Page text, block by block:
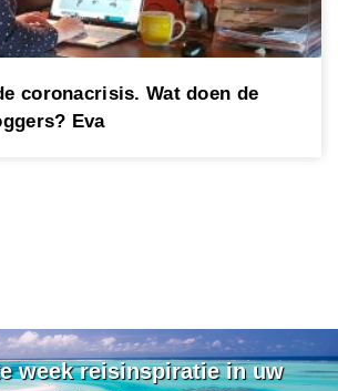
coronacrisis. Wat doen de
Eva
week reisinspiratie in uw